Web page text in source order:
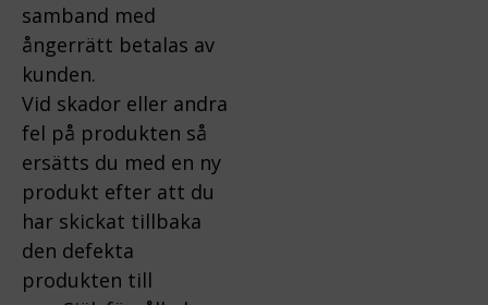
samband med
ångerrätt betalas av
kunden.
Vid skador eller andra
fel på produkten så
ersätts du med en ny
produkt efter att du
har skickat tillbaka
den defekta
produkten till